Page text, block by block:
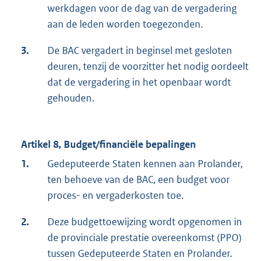
werkdagen voor de dag van de vergadering
aan de leden worden toegezonden.
3.
De BAC vergadert in beginsel met gesloten
deuren, tenzij de voorzitter het nodig oordeelt
dat de vergadering in het openbaar wordt
gehouden.
Artikel 8, Budget/financiële bepalingen
1.
Gedeputeerde Staten kennen aan Prolander,
ten behoeve van de BAC, een budget voor
proces- en vergaderkosten toe.
2.
Deze budgettoewijzing wordt opgenomen in
de provinciale prestatie overeenkomst (PPO)
tussen Gedeputeerde Staten en Prolander.